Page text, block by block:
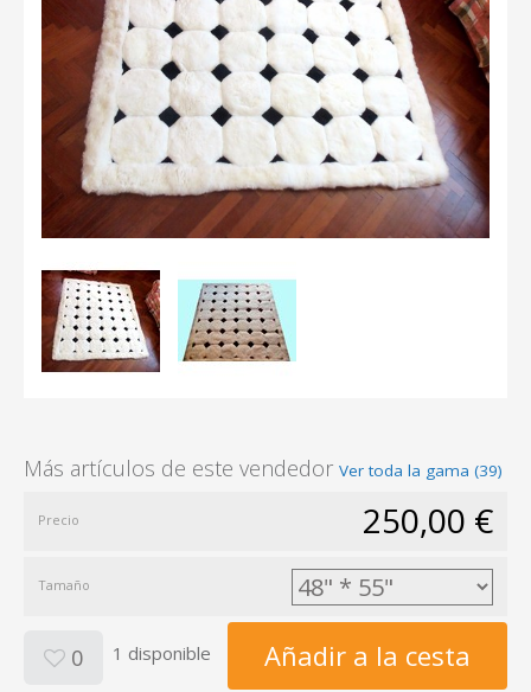
Más artículos de este vendedor Ver toda la gama (39)
Precio 250,00 €
Tamaño
0 1 disponible Añadir a la cesta